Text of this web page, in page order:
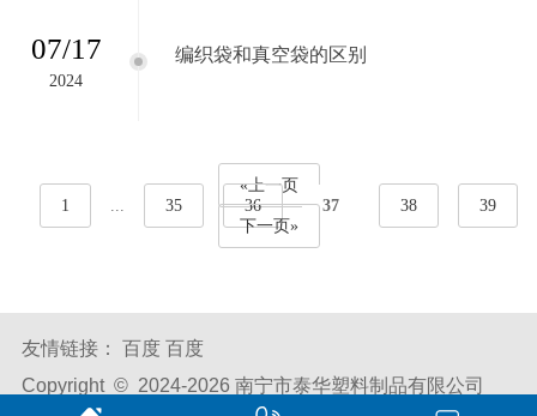
07/17
2024
编织袋和真空袋的区别
«上一页
1
... 35 36 37 38
39
下一页»
友情链接： 百度 百度
Copyright © 2024-2026 南宁市泰华塑料制品有限公司
All Rights Reserved.
备案号： 桂ICP备2024024278号-1